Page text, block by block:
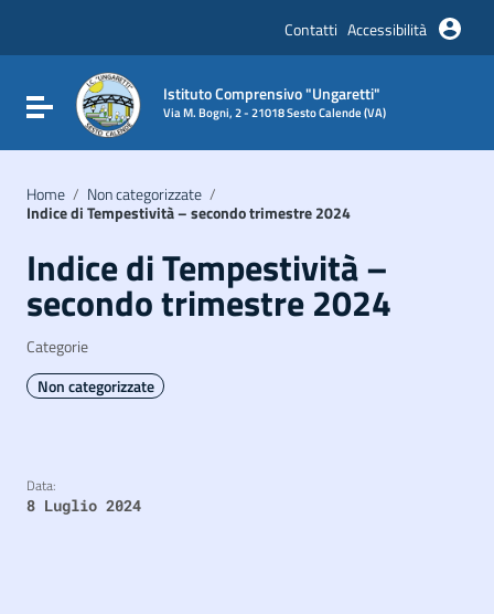
Vai al footer
Contatti Accessibilità
Attiva / disattiva la navigazione
Istituto Comprensivo "Ungaretti"
Via M. Bogni, 2 - 21018 Sesto Calende (VA)
Home / Non categorizzate /
Indice di Tempestività – secondo trimestre 2024
Indice di Tempestività –
secondo trimestre 2024
Categorie
Non categorizzate
Data:
8 Luglio 2024